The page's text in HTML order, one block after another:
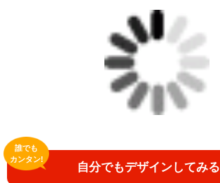
自分でもデザインしてみる
誰でも
カンタン!